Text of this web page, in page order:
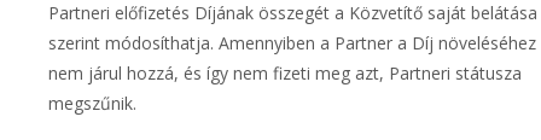
Partneri előfizetés Díjának összegét a Közvetítő saját belátása
szerint módosíthatja. Amennyiben a Partner a Díj növeléséhez
nem járul hozzá, és így nem fizeti meg azt, Partneri státusza
megszűnik.